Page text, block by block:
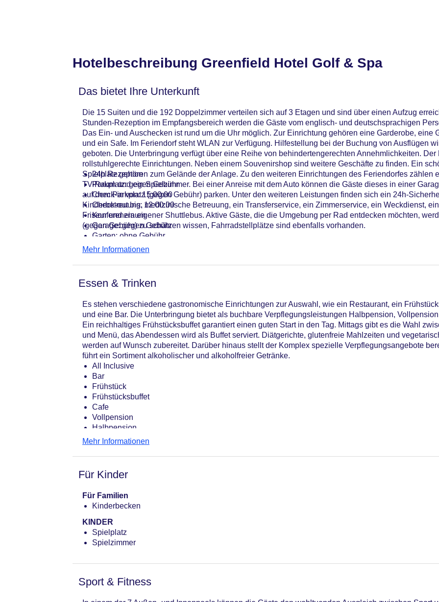
Hotelbeschreibung Greenfield Hotel Golf & Spa
Das bietet Ihre Unterkunft
Die 15 Suiten und die 192 Doppelzimmer verteilen sich auf 3 Etagen und sind über einen Aufzug
Stunden-Rezeption im Empfangsbereich werden die Gäste vom englisch- und deutschsprachigen
Das Ein- und Auschecken ist rund um die Uhr möglich. Zur Einrichtung gehören eine Garderobe, eine
und ein Safe. Im Feriendorf steht WLAN zur Verfügung. Hilfestellung bei der Buchung von Ausflügen
geboten. Die Unterbringung verfügt über eine Reihe von behindertengerechten Annehmlichkeiten. Der
rollstuhlgerechte Einrichtungen. Neben einem Souvenirshop sind weitere Geschäfte zu finden. Ein
Spielplatz gehören zum Gelände der Anlage. Zu den weiteren Einrichtungen des Feriendorfes zählen
TV-Raum und ein Spielzimmer. Bei einer Anreise mit dem Auto können die Gäste dieses in einer
auf dem Parkplatz (gegen Gebühr) parken. Unter den weiteren Leistungen finden sich ein 24h-
Kinderbetreuung, medizinische Betreuung, ein Transferservice, ein Zimmerservice, ein Weckdienst,
Friseur und ein eigener Shuttlebus. Aktive Gäste, die die Umgebung per Rad entdecken möchten,
(gegen Gebühr) zu schätzen wissen, Fahrradstellplätze sind ebenfalls vorhanden.
24h Rezeption
Parkplatz: gegen Gebühr
Check-in von: 15:00:00
Check-out bis: 12:00:00
Konferenzraum
Garage: gegen Gebühr
Garten: ohne Gebühr
Hoteleröffnung: 2004
WLAN/WiFi im Hotel
Anzahl der Konferenzräume: 1
Zimmerservice
Sonnenterrasse
Gesamtanzahl der Stockwerke: 3
Gesamtanzahl der Zimmer: 207
Pools:Kinderbecken, Beheizter Außenpool, Indoor Pool, Outdoor Pool, Sonnenschirme am Pool,
Zahlungsarten: American Express, Mastercard, Visa
Landeskategorie: 4 Sterne
Mehr Informationen
Essen & Trinken
Es stehen verschiedene gastronomische Einrichtungen zur Auswahl, wie ein Restaurant, ein
und eine Bar. Die Unterbringung bietet als buchbare Verpflegungsleistungen Halbpension,
Ein reichhaltiges Frühstücksbuffet garantiert einen guten Start in den Tag. Mittags gibt es die Wahl
und Menü, das Abendessen wird als Buffet serviert. Diätgerichte, glutenfreie Mahlzeiten und
werden auf Wunsch zubereitet. Darüber hinaus stellt der Komplex spezielle Verpflegungsangebote
führt ein Sortiment alkoholischer und alkoholfreier Getränke.
All Inclusive
Bar
Frühstück
Frühstücksbuffet
Cafe
Vollpension
Halbpension
Restaurant
Mehr Informationen
Für Kinder
Für Familien
Kinderbecken
KINDER
Spielplatz
Spielzimmer
Sport & Fitness